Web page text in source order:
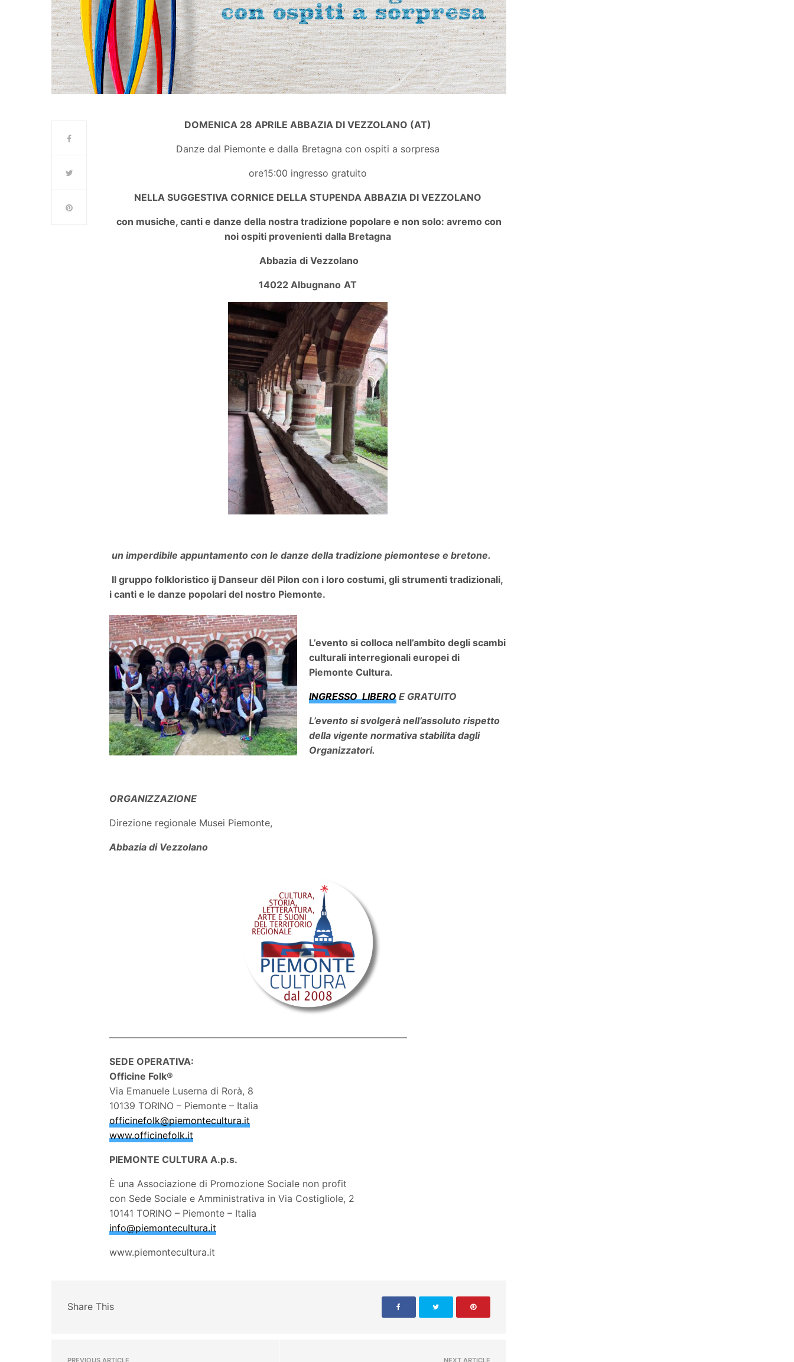
DOMENICA 28 APRILE ABBAZIA DI VEZZOLANO (AT)
Danze dal Piemonte e dalla Bretagna con ospiti a sorpresa
ore15:00 ingresso gratuito
NELLA SUGGESTIVA CORNICE DELLA STUPENDA ABBAZIA DI VEZZOLANO
con musiche, canti e danze della nostra tradizione popolare e non solo: avremo con
noi ospiti provenienti dalla Bretagna
Abbazia di Vezzolano
14022 Albugnano AT
un imperdibile appuntamento con le danze della tradizione piemontese e bretone.
Il gruppo folkloristico ij Danseur dël Pilon con i loro costumi, gli strumenti tradizionali,
i canti e le danze popolari del nostro Piemonte.
L’evento si colloca nell’ambito degli scambi
culturali interregionali europei di
Piemonte Cultura.
INGRESSO LIBERO E GRATUITO
L’evento si svolgerà nell’assoluto rispetto
della vigente normativa stabilita dagli
Organizzatori.
ORGANIZZAZIONE
Direzione regionale Musei Piemonte,
Abbazia di Vezzolano
———————————————————————————————–
SEDE OPERATIVA:
Officine Folk®
Via Emanuele Luserna di Rorà, 8
10139 TORINO – Piemonte – Italia
officinefolk@piemontecultura.it
www.officinefolk.it
PIEMONTE CULTURA A.p.s.
È una Associazione di Promozione Sociale non profit
con Sede Sociale e Amministrativa in Via Costigliole, 2
10141 TORINO – Piemonte – Italia
info@piemontecultura.it
www.piemontecultura.it
Share This
PREVIOUS ARTICLE NEXT ARTICLE